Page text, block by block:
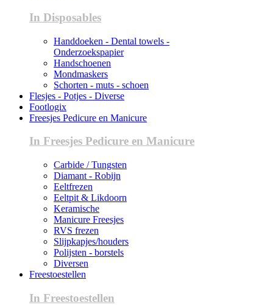
In Disposables
Handdoeken - Dental towels -
Onderzoekspapier
Handschoenen
Mondmaskers
Schorten - muts - schoen
Flesjes - Potjes - Diverse
Footlogix
Freesjes Pedicure en Manicure
In Freesjes Pedicure en Manicure
Carbide / Tungsten
Diamant - Robijn
Eeltfrezen
Eeltpit & Likdoorn
Keramische
Manicure Freesjes
RVS frezen
Slijpkapjes/houders
Polijsten - borstels
Diversen
Freestoestellen
In Freestoestellen